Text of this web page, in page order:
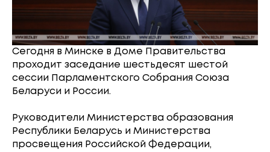
Сегодня в Минске в Доме Правительства
проходит заседание шестьдесят шестой
сессии Парламентского Собрания Союза
Беларуси и России.
Руководители Министерства образования
Республики Беларусь и Министерства
просвещения Российской Федерации,